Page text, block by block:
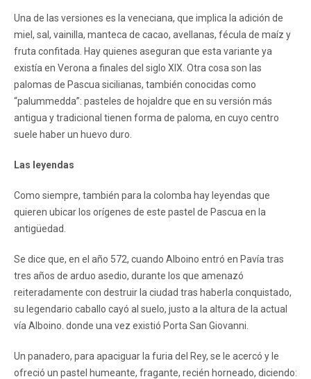
Una de las versiones es la veneciana, que implica la adición de
miel, sal, vainilla, manteca de cacao, avellanas, fécula de maíz y
fruta confitada. Hay quienes aseguran que esta variante ya
existía en Verona a finales del siglo XIX. Otra cosa son las
palomas de Pascua sicilianas, también conocidas como
“palummedda”: pasteles de hojaldre que en su versión más
antigua y tradicional tienen forma de paloma, en cuyo centro
suele haber un huevo duro.
Las leyendas
Como siempre, también para la colomba hay leyendas que
quieren ubicar los orígenes de este pastel de Pascua en la
antigüedad.
Se dice que, en el año 572, cuando Alboino entró en Pavía tras
tres años de arduo asedio, durante los que amenazó
reiteradamente con destruir la ciudad tras haberla conquistado,
su legendario caballo cayó al suelo, justo a la altura de la actual
vía Alboino. donde una vez existió Porta San Giovanni.
Un panadero, para apaciguar la furia del Rey, se le acercó y le
ofreció un pastel humeante, fragante, recién horneado, diciendo: